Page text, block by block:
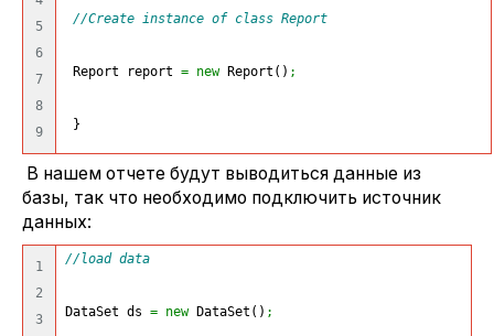
5
6
7
8
//Create instance of class Report
Report report = new Report ( ) ;
}
В нашем отчете будут выводиться данные из
базы, так что необходимо подключить источник
данных:
1
2
3
//load data
DataSet ds = new DataSet ( ) ;